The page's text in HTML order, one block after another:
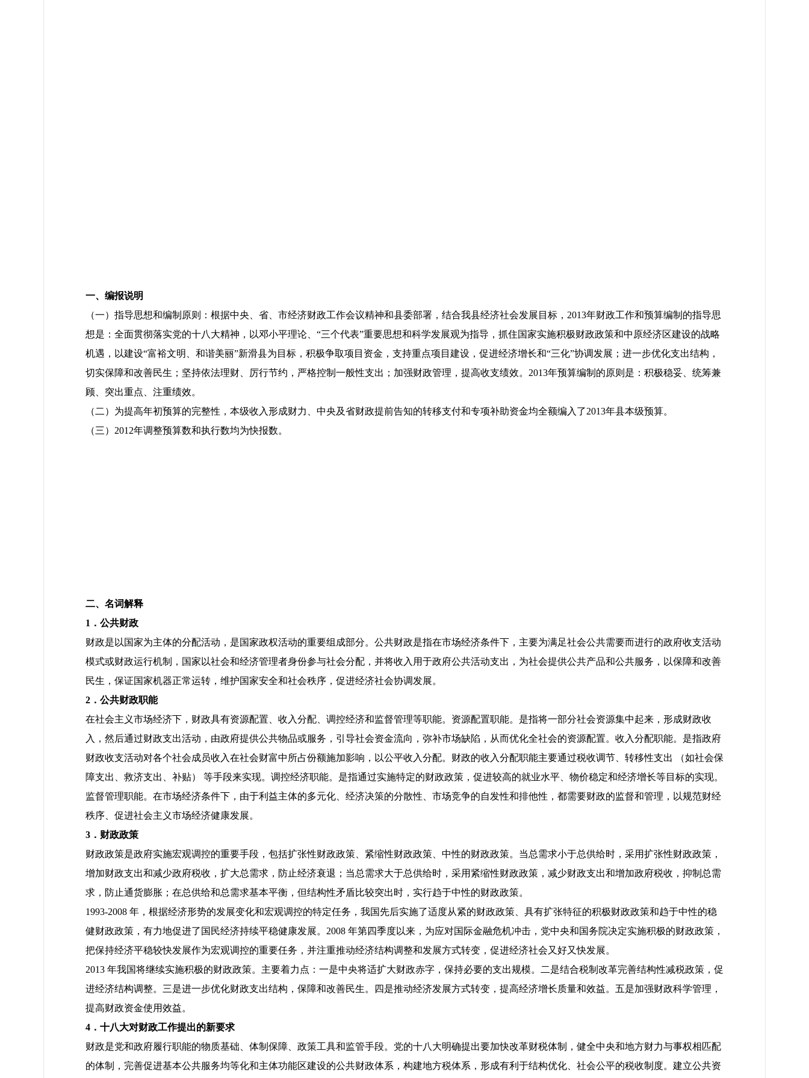
一、编报说明
（一）指导思想和编制原则：根据中央、省、市经济财政工作会议精神和县委部署，结合我县经济社会发展目标，2013年财政工作和预算编制的指导思
想是：全面贯彻落实党的十八大精神，以邓小平理论、“三个代表”重要思想和科学发展观为指导，抓住国家实施积极财政政策和中原经济区建设的战略
机遇，以建设“富裕文明、和谐美丽”新滑县为目标，积极争取项目资金，支持重点项目建设，促进经济增长和“三化”协调发展；进一步优化支出结构，
切实保障和改善民生；坚持依法理财、厉行节约，严格控制一般性支出；加强财政管理，提高收支绩效。2013年预算编制的原则是：积极稳妥、统筹兼
顾、突出重点、注重绩效。
（二）为提高年初预算的完整性，本级收入形成财力、中央及省财政提前告知的转移支付和专项补助资金均全额编入了2013年县本级预算。
（三）2012年调整预算数和执行数均为快报数。
二、名词解释
1 ．公共财政
财政是以国家为主体的分配活动，是国家政权活动的重要组成部分。公共财政是指在市场经济条件下，主要为满足社会公共需要而进行的政府收支活动
模式或财政运行机制，国家以社会和经济管理者身份参与社会分配，并将收入用于政府公共活动支出，为社会提供公共产品和公共服务，以保障和改善
民生，保证国家机器正常运转，维护国家安全和社会秩序，促进经济社会协调发展。
2 ．公共财政职能
在社会主义市场经济下，财政具有资源配置、收入分配、调控经济和监督管理等职能。资源配置职能。是指将一部分社会资源集中起来，形成财政收
入，然后通过财政支出活动，由政府提供公共物品或服务，引导社会资金流向，弥补市场缺陷，从而优化全社会的资源配置。收入分配职能。是指政府
财政收支活动对各个社会成员收入在社会财富中所占份额施加影响，以公平收入分配。财政的收入分配职能主要通过税收调节、转移性支出 （如社会保
障支出、救济支出、补贴） 等手段来实现。调控经济职能。是指通过实施特定的财政政策，促进较高的就业水平、物价稳定和经济增长等目标的实现。
监督管理职能。在市场经济条件下，由于利益主体的多元化、经济决策的分散性、市场竞争的自发性和排他性，都需要财政的监督和管理，以规范财经
秩序、促进社会主义市场经济健康发展。
3 ．财政政策
财政政策是政府实施宏观调控的重要手段，包括扩张性财政政策、紧缩性财政政策、中性的财政政策。当总需求小于总供给时，采用扩张性财政政策，
增加财政支出和减少政府税收，扩大总需求，防止经济衰退；当总需求大于总供给时，采用紧缩性财政政策，减少财政支出和增加政府税收，抑制总需
求，防止通货膨胀；在总供给和总需求基本平衡，但结构性矛盾比较突出时，实行趋于中性的财政政策。
1993-2008 年，根据经济形势的发展变化和宏观调控的特定任务，我国先后实施了适度从紧的财政政策、具有扩张特征的积极财政政策和趋于中性的稳
健财政政策，有力地促进了国民经济持续平稳健康发展。2008 年第四季度以来，为应对国际金融危机冲击，党中央和国务院决定实施积极的财政政策，
把保持经济平稳较快发展作为宏观调控的重要任务，并注重推动经济结构调整和发展方式转变，促进经济社会又好又快发展。
2013 年我国将继续实施积极的财政政策。主要着力点：一是中央将适扩大财政赤字，保持必要的支出规模。二是结合税制改革完善结构性减税政策，促
进经济结构调整。三是进一步优化财政支出结构，保障和改善民生。四是推动经济发展方式转变，提高经济增长质量和效益。五是加强财政科学管理，
提高财政资金使用效益。
4 ．十八大对财政工作提出的新要求
财政是党和政府履行职能的物质基础、体制保障、政策工具和监管手段。党的十八大明确提出要加快改革财税体制，健全中央和地方财力与事权相匹配
的体制，完善促进基本公共服务均等化和主体功能区建设的公共财政体系，构建地方税体系，形成有利于结构优化、社会公平的税收制度。建立公共资